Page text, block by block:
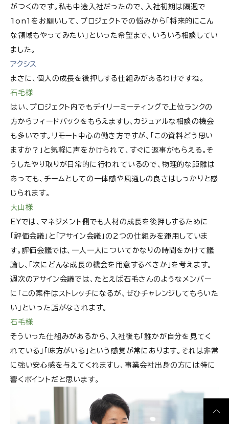
がつくのです。私も中途入社だったので、入社初期は隔週で
1on1をお願いして、プロジェクトでの悩みから「将来的にこん
な領域もやってみたい」といった希望まで、いろいろ相談してい
ました。
アクシス
まさに、個人の成長を後押しする仕組みがあるわけですね。
石毛様
はい、プロジェクト内でもデイリーミーティングで上位ランクの
方からフィードバックをもらえますし、カジュアルな相談の機会
も多いです。リモート中心の働き方ですが、「この資料どう思い
ますか？」と気軽に声をかけられて、すぐに返事がもらえる。そ
うしたやり取りが日常的に行われているので、物理的な距離は
あっても、チームとしての一体感や風通しの良さはしっかりと感
じられます。
大山様
EYでは、マネジメント側でも人材の成長を後押しするために
「評価会議」と「アサイン会議」の2つの仕組みを運用していま
す。評価会議では、一人一人についてかなりの時間をかけて議
論し、「次にどんな成長の機会を用意するべきか」を考えます。
週次のアサイン会議では、たとえば石毛さんのようなメンバー
に「この案件はストレッチになるが、ぜひチャレンジしてもらいた
い」といった話がなされます。
石毛様
そういった仕組みがあるから、入社後も「誰かが自分を見てく
れている」「味方がいる」という感覚が常にあります。それは非常
に強い安心感を与えてくれますし、事業会社出身の方には特に
響くポイントだと思います。